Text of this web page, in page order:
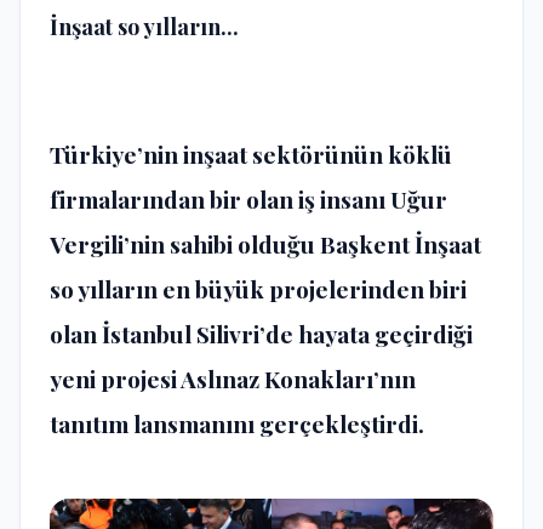
İnşaat so yılların...
Türkiye’nin inşaat sektörünün köklü
firmalarından bir olan iş insanı Uğur
Vergili’nin sahibi olduğu Başkent İnşaat
so yılların en büyük projelerinden biri
olan İstanbul Silivri’de hayata geçirdiği
yeni projesi Aslınaz Konakları’nın
tanıtım lansmanını gerçekleştirdi.